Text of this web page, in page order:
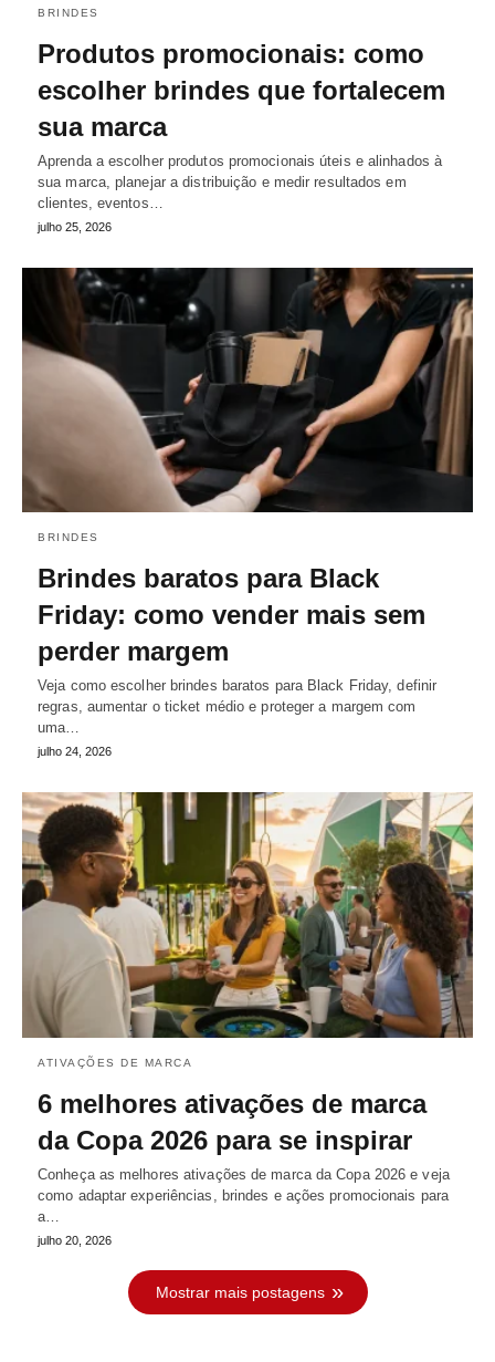
BRINDES
Produtos promocionais: como
escolher brindes que fortalecem
sua marca
Aprenda a escolher produtos promocionais úteis e alinhados à
sua marca, planejar a distribuição e medir resultados em
clientes, eventos…
julho 25, 2026
BRINDES
Brindes baratos para Black
Friday: como vender mais sem
perder margem
Veja como escolher brindes baratos para Black Friday, definir
regras, aumentar o ticket médio e proteger a margem com
uma…
julho 24, 2026
ATIVAÇÕES DE MARCA
6 melhores ativações de marca
da Copa 2026 para se inspirar
Conheça as melhores ativações de marca da Copa 2026 e veja
como adaptar experiências, brindes e ações promocionais para
a…
julho 20, 2026
Mostrar mais postagens